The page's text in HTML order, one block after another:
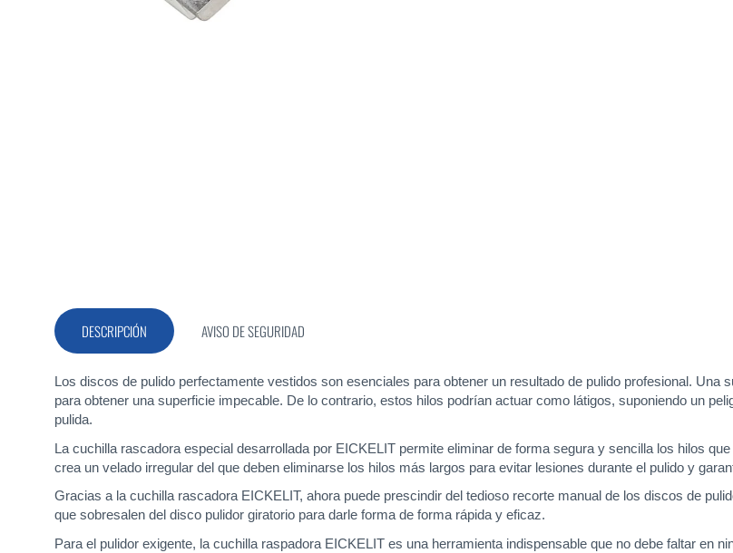
la
galería
imágenes
DESCRIPCIÓN
Los discos de pulido perfectamente vestidos son esenciales para obtener un resultado de pulido profesional.
para obtener una superficie impecable. De lo contrario, estos hilos podrían actuar como látigos, suponiendo un
pulida.
La cuchilla rascadora especial desarrollada por EICKELIT permite eliminar de forma segura y sencilla los hilos
crea un velado irregular del que deben eliminarse los hilos más largos para evitar lesiones durante el pulido y
Gracias a la cuchilla rascadora EICKELIT, ahora puede prescindir del tedioso recorte manual de los discos de
que sobresalen del disco pulidor giratorio para darle forma de forma rápida y eficaz.
Para el pulidor exigente, la cuchilla raspadora EICKELIT es una herramienta indispensable que no debe faltar en
AVISO DE SEGURIDAD